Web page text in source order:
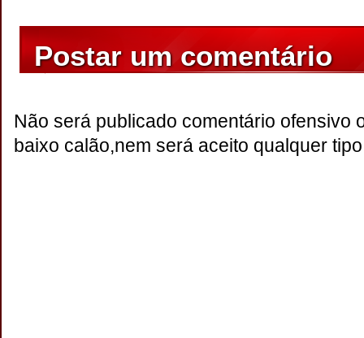
Postar um comentário
Não será publicado comentário ofensivo
baixo calão,nem será aceito qualquer